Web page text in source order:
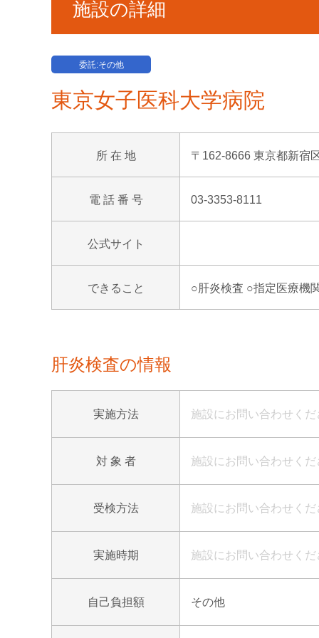
施設の詳細
委託:その他
東京女子医科大学病院
所 在 地 〒162-8666 東京都新宿
電 話 番 号 03-3353-8111
公式サイト
できること ○肝炎検査 ○指定医療機
肝炎検査の情報
実施方法 施設にお問い合わせくだ
対 象 者 施設にお問い合わせくだ
受検方法 施設にお問い合わせくだ
実施時期 施設にお問い合わせくだ
自己負担額 その他